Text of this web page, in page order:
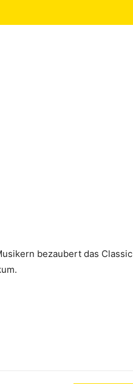
bezaubert das Classic